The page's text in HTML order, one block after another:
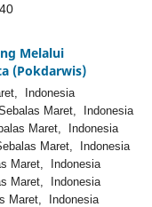
Melalui
(Pokdarwis)
Indonesia
Maret, Indonesia
Maret, Indonesia
Maret, Indonesia
Maret, Indonesia
Maret, Indonesia
Maret, Indonesia